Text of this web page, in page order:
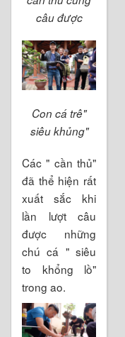
câu được
Con cá trê"
siêu khủng"
Các " cần thủ"
đã thể hiện rất
xuất sắc khi
lần lượt câu
được những
chú cá " siêu
to khổng lồ"
trong ao.